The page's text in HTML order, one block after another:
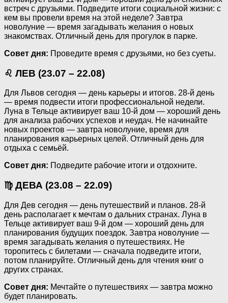
встреч с друзьями. Подведите итоги социальной жизни: с
кем вы провели время на этой неделе? Завтра
новолуние — время загадывать желания о новых
знакомствах. Отличный день для прогулок в парке.
Совет дня: Проведите время с друзьями, но без суеты.
♌ ЛЕВ (23.07 – 22.08)
Для Львов сегодня — день карьеры и итогов. 28-й день
— время подвести итоги профессиональной недели.
Луна в Тельце активирует ваш 10-й дом — хороший день
для анализа рабочих успехов и неудач. Не начинайте
новых проектов — завтра новолуние, время для
планирования карьерных целей. Отличный день для
отдыха с семьёй.
Совет дня: Подведите рабочие итоги и отдохните.
♍ ДЕВА (23.08 – 22.09)
Для Дев сегодня — день путешествий и планов. 28-й
день располагает к мечтам о дальних странах. Луна в
Тельце активирует ваш 9-й дом — хороший день для
планирования будущих поездок. Завтра новолуние —
время загадывать желания о путешествиях. Не
торопитесь с билетами — сначала подведите итоги,
потом планируйте. Отличный день для чтения книг о
других странах.
Совет дня: Мечтайте о путешествиях — завтра можно
будет планировать.